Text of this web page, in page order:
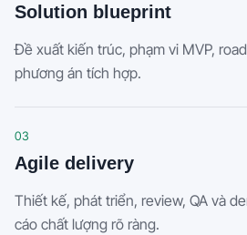
Solution blueprint
Đề xuất kiến trúc, phạm vi MVP,
phương án tích hợp.
03
Agile delivery
Thiết kế, phát triển, review, QA và
cáo chất lượng rõ ràng.